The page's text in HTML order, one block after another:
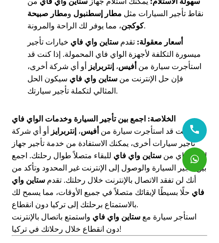
نقاط تأجير السيارات مثل مطار إسطنبول ومطار صبيحة
كوكجن، مما يوفر لك الراحة والمرونة.
أسعار معقولة: تقدم ستاين واي فاي خيارات تأجير
ميسورة التكلفة لأجهزة الواي فاي المحمولة. إذا كنت قد
استأجرت سيارة من أفيس، إنتربرايز أو أي شركة أخرى،
فإن حل الإنترنت من ستاين واي فاي سيكون الحل
المثالي لتكملة تأجير سيارتك.
الخلاصة: اجمع بين تأجير السيارة وخدمات الواي فاي
إذا كنت قد استأجرت سيارة من أفيس، إنتربرايز أو أي شركة
تأجير سيارات أخرى، يمكنك الاستفادة من خدمة تأجير جهاز
الواي فاي من ستاين واي فاي للبقاء متصلاً طوال رحلتك. اجمع
بين تأجير السيارة والوصول إلى الإنترنت غير المحدود وتأكد من
أنك لن تفقد الاتصال بالإنترنت خلال رحلتك. تقدم ستاين واي
فاي حلًا بسيطًا لإبقائك متصلاً في جميع الأوقات، مما يسمح لك
بالاستمتاع برحلتك إلى تركيا دون انقطاع.
استأجر سيارة مع ستاين واي فاي واستمتع باتصال بالإنترنت
دون انقطاع خلال رحلاتك في تركيا!